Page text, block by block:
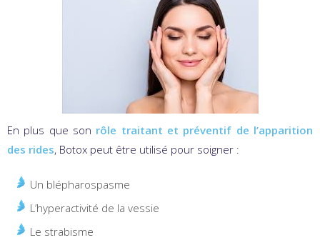
En plus que son rôle traitant et préventif de l’apparition
des rides, Botox peut être utilisé pour soigner :
Un blépharospasme
L’hyperactivité de la vessie
Le strabisme